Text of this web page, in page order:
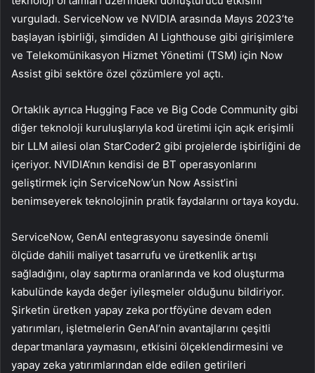
vurguladı. ServiceNow ve NVIDIA arasında Mayıs 2023’te
başlayan işbirliği, şimdiden AI Lighthouse gibi girişimlere
ve Telekomünikasyon Hizmet Yönetimi (TSM) için Now
Assist gibi sektöre özel çözümlere yol açtı.
Ortaklık ayrıca Hugging Face ve Big Code Community gibi
diğer teknoloji kuruluşlarıyla kod üretimi için açık erişimli
bir LLM ailesi olan StarCoder2 gibi projelerde işbirliğini de
içeriyor. NVIDIA’nın kendisi de BT operasyonlarını
geliştirmek için ServiceNow’un Now Assist’ini
benimseyerek teknolojinin pratik faydalarını ortaya koydu.
ServiceNow, GenAI entegrasyonu sayesinde önemli
ölçüde dahili maliyet tasarrufu ve üretkenlik artışı
sağladığını, olay saptırma oranlarında ve kod oluşturma
kabulünde kayda değer iyileşmeler olduğunu bildiriyor.
Şirketin üretken yapay zeka portföyüne devam eden
yatırımları, işletmelerin GenAI’nin avantajlarını çeşitli
departmanlara yaymasını, etkisini ölçeklendirmesini ve
yapay zeka yatırımlarından elde edilen getirileri